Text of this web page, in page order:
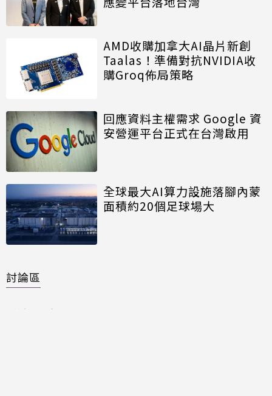
AMD收購加拿大AI晶片新創
Taalas！準備對抗NVIDIA收
購Groq佈局策略
回應資料主權需求 Google 資
安營運平台正式在台灣啟用
全球最大AI算力設施落腳內蒙
面積約20個足球場大
討論區
共有 則留言